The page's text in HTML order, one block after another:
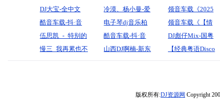
声节奏开场
惑-超级电子音乐
慢摇
DJ大宝-全中文
FUNKY金牌节奏
恋人暗香星驰电
掣重低音MUSIC
冷漠、杨小曼-爱
情就像一首歌
（DJ小鹿版）
领音车载《2025
沈风劲嗨【化风
化作雨VS远山少
年】弹跳重低
酷音车载-抖·音
劲嗨DJ《夜空空
心空空相遇相守
电子琴dj音乐柏
林之声-【壮志在
我胸】-DJ小花
领音车载《【情
罪·搀扶·红唇·放
纵·过火】客户定
伍思凯_-_特别的
爱给特别的你
酷音车载-抖·音
热曲慢嗨DJ《晚
DJ彪仔Mix-国粤
语ProgHouse把洒
慢三_我再累也不
山西DJ啊楠-新东
【经典粤语Disco
版权所有:DJ资源网 Copyright